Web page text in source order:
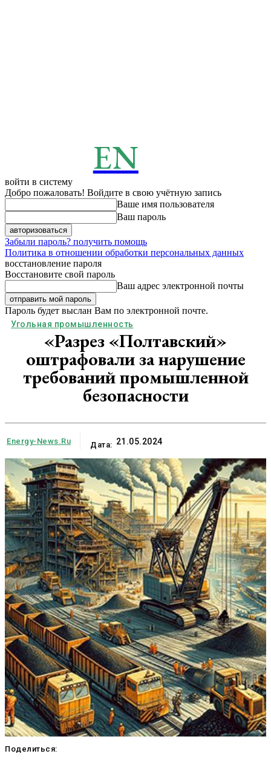
EN
войти в систему
Добро пожаловать! Войдите в свою учётную запись
Ваше имя пользователя
Ваш пароль
Забыли пароль? получить помощь
Политика в отношении обработки персональных данных
восстановление пароля
Восстановите свой пароль
Ваш адрес электронной почты
Пароль будет выслан Вам по электронной почте.
Угольная промышленность
«Разрез «Полтавский»
оштрафовали за нарушение
требований промышленной
безопасности
Energy-News.ru Дата: 21.05.2024
Поделиться: